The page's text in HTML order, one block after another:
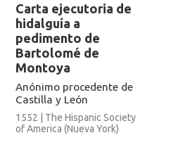
Carta ejecutoria de
hidalguía a
pedimento de
Bartolomé de
Montoya
Anónimo procedente de
Castilla y León
1552 | The Hispanic Society
of America (Nueva York)